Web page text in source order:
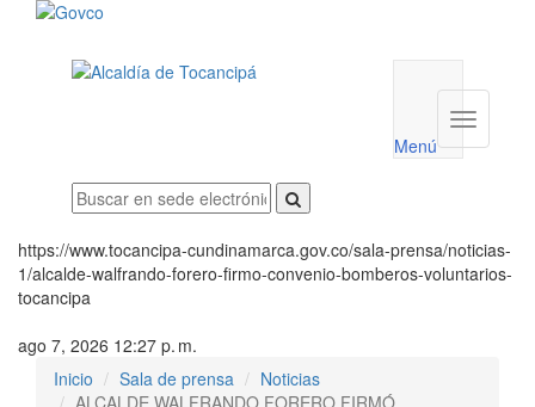
utilidades
Menú
Menú
https://www.tocancipa-cundinamarca.gov.co/sala-prensa/noticias-
1/alcalde-walfrando-forero-firmo-convenio-bomberos-voluntarios-
tocancipa
ago 7, 2026 12:27 p. m.
Inicio
Sala de prensa
Noticias
ALCALDE WALFRANDO FORERO FIRMÓ